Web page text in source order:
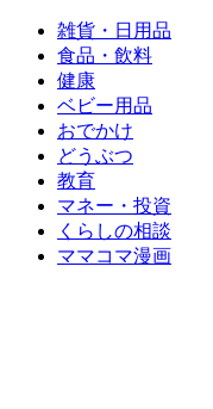
雑貨・日用品
食品・飲料
健康
ベビー用品
おでかけ
どうぶつ
教育
マネー・投資
くらしの相談
ママコマ漫画